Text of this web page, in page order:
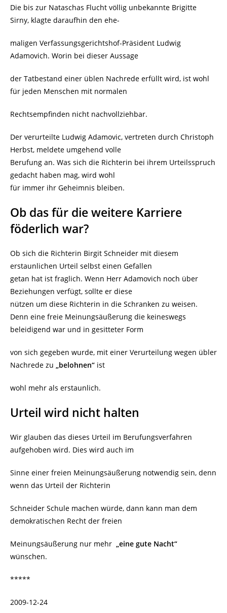
Die bis zur Nataschas Flucht völlig unbekannte Brigitte
Sirny, klagte daraufhin den ehe-
maligen Verfassungsgerichtshof-Präsident Ludwig
Adamovich. Worin bei dieser Aussage
der Tatbestand einer üblen Nachrede erfüllt wird, ist wohl
für jeden Menschen mit normalen
Rechtsempfinden nicht nachvollziehbar.
Der verurteilte Ludwig Adamovic, vertreten durch Christoph
Herbst, meldete umgehend volle
Berufung an. Was sich die Richterin bei ihrem Urteilsspruch
gedacht haben mag, wird wohl
für immer ihr Geheimnis bleiben.
Ob das für die weitere Karriere
föderlich war?
Ob sich die Richterin Birgit Schneider mit diesem
erstaunlichen Urteil selbst einen Gefallen
getan hat ist fraglich. Wenn Herr Adamovich noch über
Beziehungen verfügt, sollte er diese
nützen um diese Richterin in die Schranken zu weisen.
Denn eine freie Meinungsäußerung die keineswegs
beleidigend war und in gesitteter Form
von sich gegeben wurde, mit einer Verurteilung wegen übler
Nachrede zu „belohnen“ ist
wohl mehr als erstaunlich.
Urteil wird nicht halten
Wir glauben das dieses Urteil im Berufungsverfahren
aufgehoben wird. Dies wird auch im
Sinne einer freien Meinungsäußerung notwendig sein, denn
wenn das Urteil der Richterin
Schneider Schule machen würde, dann kann man dem
demokratischen Recht der freien
Meinungsäußerung nur mehr „eine gute Nacht“
wünschen.
*****
2009-12-24